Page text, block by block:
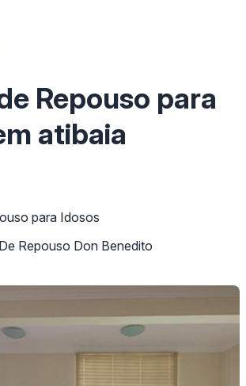
Repouso para
atibaia
para Idosos
Repouso Don Benedito